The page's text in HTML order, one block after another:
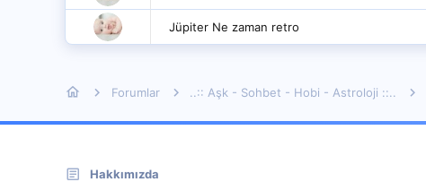
Jüpiter Ne zaman retro
Forumlar ..:: Aşk - Sohbet - Hobi - Astroloji ::..
Hakkımızda